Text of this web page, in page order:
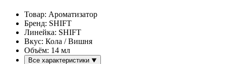
Товар: Ароматизатор
Бренд: SHIFT
Линейка: SHIFT
Вкус: Кола / Вишня
Объём: 14 мл
Все характеристики